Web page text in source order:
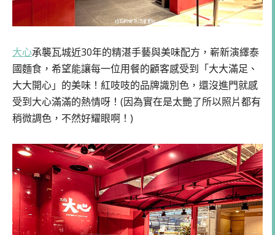
大心承襲瓦城近30年的精湛手藝與美味配方，嶄新演繹泰
國麵食，希望能讓每一位用餐的顧客感受到「大大滿足、
大大開心」的美味！紅吱吱的品牌識別色，還沒進門就感
受到大心滿滿的熱情呀！(因為實在是太艷了所以照片都有
稍微調色，不然好耀眼啊！)